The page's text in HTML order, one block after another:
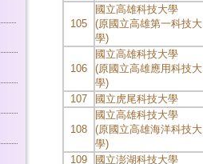
105
國立高雄科技大學
(原國立高雄第一科技大
學)
106
國立高雄科技大學
(原國立高雄應用科技大
學)
107 國立虎尾科技大學
108
國立高雄科技大學
(原國立高雄海洋科技大
學)
109 國立澎湖科技大學